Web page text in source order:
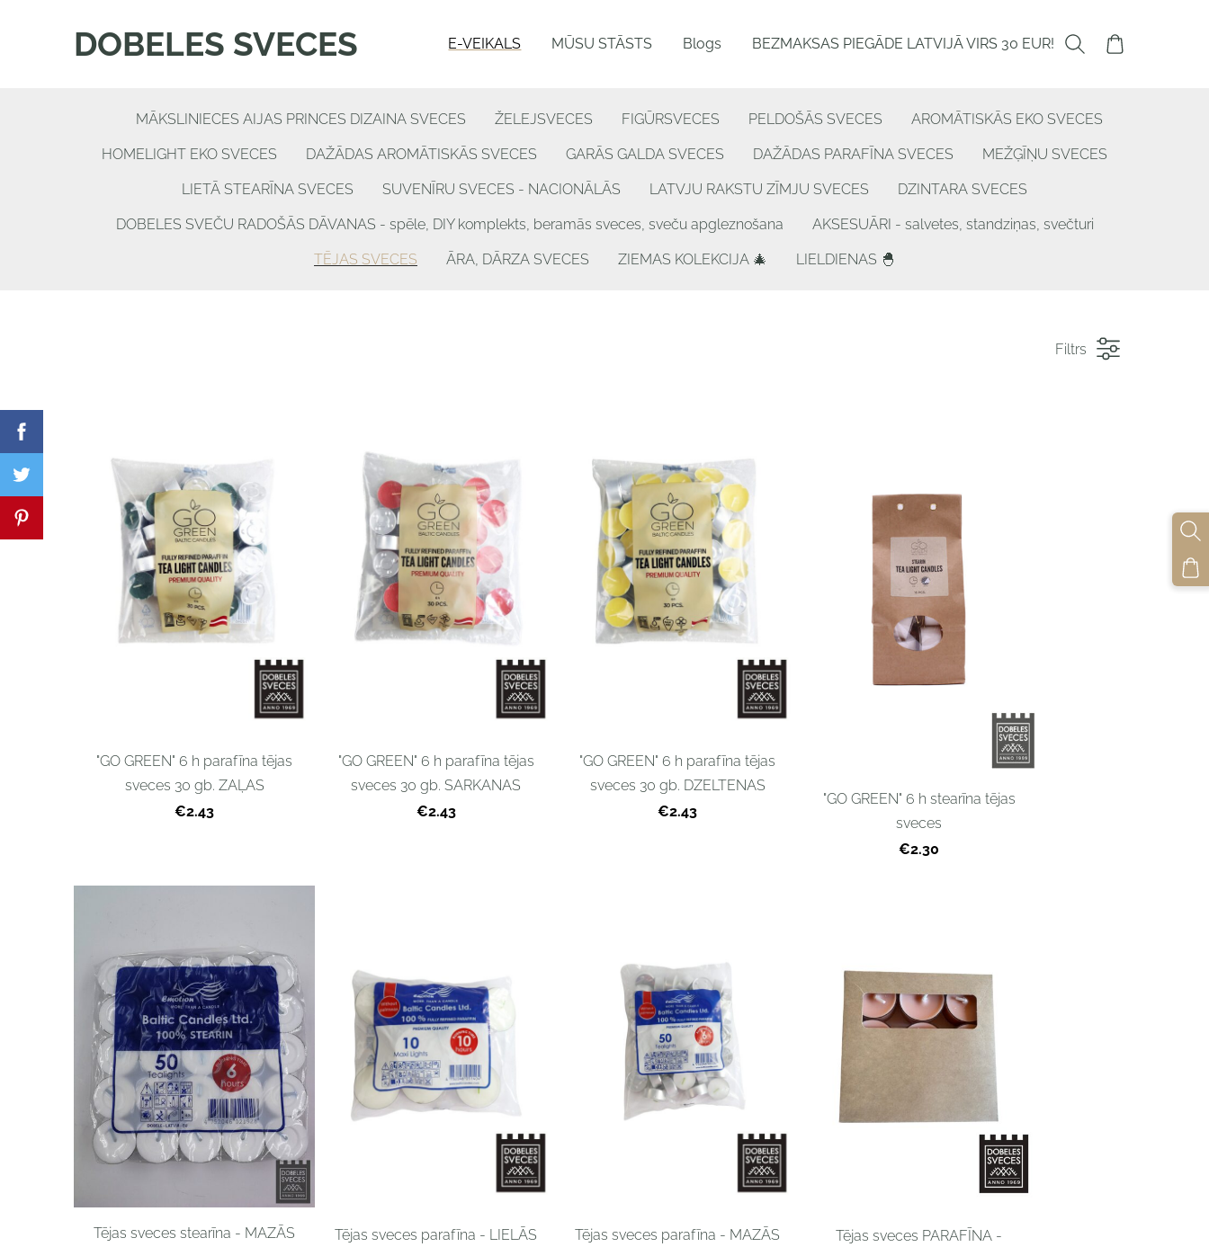
DOBELES SVECES E-VEIKALS MŪSU STĀSTS Blogs BEZMAKSAS PIEGĀDE LATVIJĀ VIRS 30 EUR!
MĀKSLINIECES AIJAS PRINCES DIZAINA SVECES ŽELEJSVECES FIGŪRSVECES PELDOŠĀS SVECES AROMĀTISKĀS EKO SVECES
HOMELIGHT EKO SVECES DAŽĀDAS AROMĀTISKĀS SVECES GARĀS GALDA SVECES DAŽĀDAS PARAFĪNA SVECES MEŽĢĪŅU SVECES
LIETĀ STEARĪNA SVECES SUVENĪRU SVECES - NACIONĀLĀS LATVJU RAKSTU ZĪMJU SVECES DZINTARA SVECES
DOBELES SVEČU RADOŠĀS DĀVANAS - spēle, DIY komplekts, beramās sveces, sveču apgleznošana AKSESUĀRI - salvetes, standziņas, svečturi
TĒJAS SVECES ĀRA, DĀRZA SVECES ZIEMAS KOLEKCIJA 🎄 LIELDIENAS 🐣
Filtrs
"GO GREEN" 6 h parafīna tējas
sveces 30 gb. ZAĻAS
€2.43
"GO GREEN" 6 h parafīna tējas
sveces 30 gb. SARKANAS
€2.43
"GO GREEN" 6 h parafīna tējas
sveces 30 gb. DZELTENAS
€2.43
"GO GREEN" 6 h stearīna tējas
sveces
€2.30
Tējas sveces stearīna - MAZĀS
Tējas sveces parafīna - LIELĀS
Tējas sveces parafīna - MAZĀS
Tējas sveces PARAFĪNA -